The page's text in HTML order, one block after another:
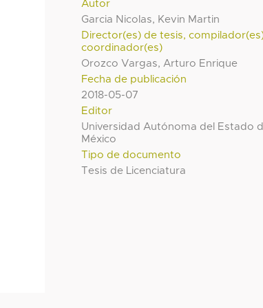
Autor
Garcia Nicolas, Kevin Martin
Director(es) de tesis,
coordinador(es)
Orozco Vargas, Arturo Enrique
Fecha de publicación
2018-05-07
Editor
Universidad Autónoma del Estado
México
Tipo de documento
Tesis de Licenciatura